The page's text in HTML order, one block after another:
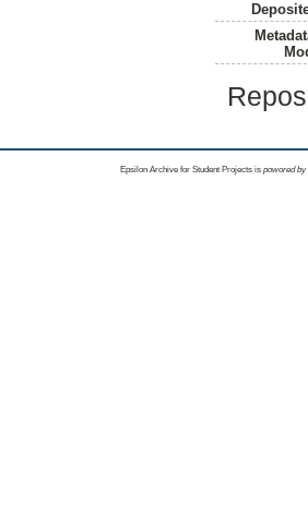
Epsilon Archive for Student Projects is powored by